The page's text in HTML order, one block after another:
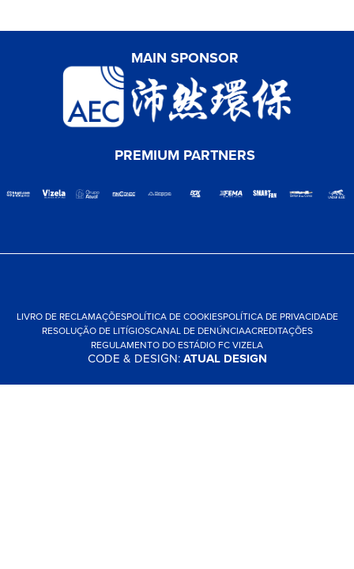
MAIN SPONSOR
PREMIUM PARTNERS
LIVRO DE RECLAMAÇÕESPOLÍTICA DE COOKIESPOLÍTICA DE PRIVACIDADE
RESOLUÇÃO DE LITÍGIOSCANAL DE DENÚNCIAACREDITAÇÕES
REGULAMENTO DO ESTÁDIO FC VIZELA
CODE & DESIGN:ATUAL DESIGN